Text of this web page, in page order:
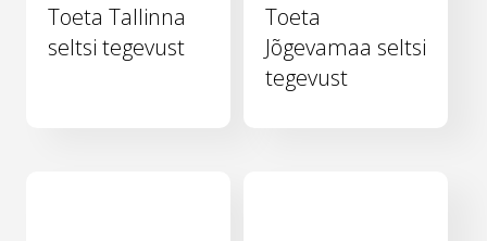
Toeta Tallinna
seltsi tegevust
Toeta
Jõgevamaa seltsi
tegevust